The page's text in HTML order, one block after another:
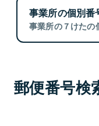
事業所の個別番
事業所の７けたの
郵便番号検